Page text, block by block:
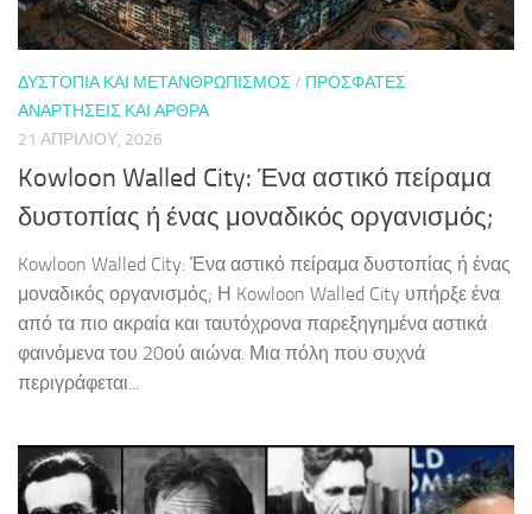
ΔΥΣΤΟΠΊΑ ΚΑΙ ΜΕΤΑΝΘΡΩΠΙΣΜΌΣ / ΠΡΌΣΦΑΤΕΣ
ΑΝΑΡΤΉΣΕΙΣ ΚΑΙ ΆΡΘΡΑ
21 ΑΠΡΙΛΊΟΥ, 2026
Kowloon Walled City: Ένα αστικό πείραμα
δυστοπίας ή ένας μοναδικός οργανισμός;
Kowloon Walled City: Ένα αστικό πείραμα δυστοπίας ή ένας
μοναδικός οργανισμός; Η Kowloon Walled City υπήρξε ένα
από τα πιο ακραία και ταυτόχρονα παρεξηγημένα αστικά
φαινόμενα του 20ού αιώνα. Μια πόλη που συχνά
περιγράφεται...